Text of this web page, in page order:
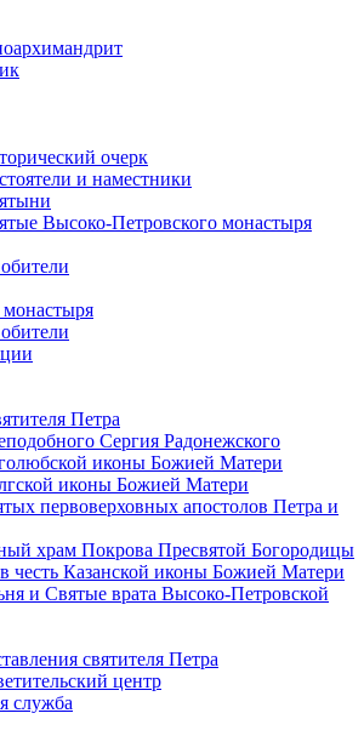
очерк
и наместники
Высоко-Петровского монастыря
Петра
Сергия Радонежского
иконы Божией Матери
иконы Божией Матери
первоверховных апостолов Петра и
храм Покрова Пресвятой Богородицы
честь Казанской иконы Божией Матери
и Святые врата Высоко-Петровской
святителя Петра
центр
служба